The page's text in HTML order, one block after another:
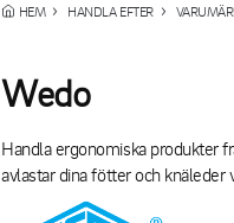
HEM HANDLA EFTER
Wedo
Handla ergonomiska produkter
avlastar dina fötter och knäleder